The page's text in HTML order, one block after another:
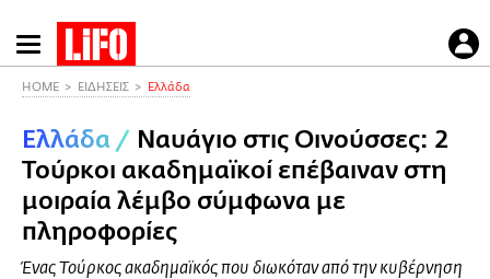
Παράκαμψη
προς
περιεχόμενο
HOME ΕΙΔΗΣΕΙΣ Ελλάδα
Ελλάδα / Ναυάγιο στις Οινούσσες: 2
Τούρκοι ακαδημαϊκοί επέβαιναν στη
μοιραία λέμβο σύμφωνα με
πληροφορίες
Ένας Τούρκος ακαδημαϊκός που διωκόταν από την κυβέρνηση